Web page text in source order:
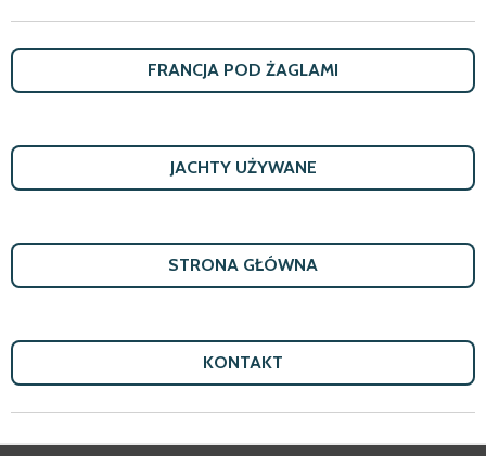
FRANCJA POD ŻAGLAMI
JACHTY UŻYWANE
STRONA GŁÓWNA
KONTAKT